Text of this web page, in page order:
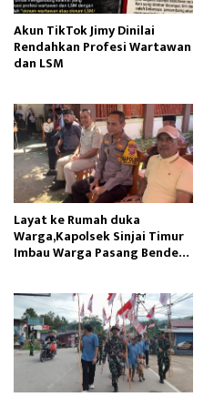
Akun TikTok Jimy Dinilai
Rendahkan Profesi Wartawan
dan LSM
Layat ke Rumah duka
Warga,Kapolsek Sinjai Timur
Imbau Warga Pasang Bendera